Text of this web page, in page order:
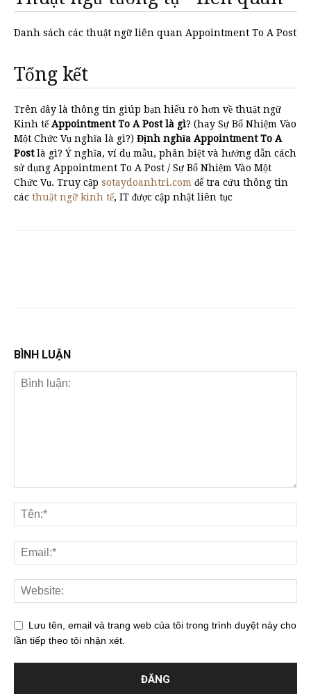
Danh sách các thuật ngữ liên quan Appointment To A Post
Tổng kết
Trên đây là thông tin giúp bạn hiểu rõ hơn về thuật ngữ
Kinh tếAppointment To A Post là gì? (hay Sự Bổ Nhiệm Vào
Một Chức Vụ nghĩa là gì?) Định nghĩa Appointment To A
Postlà gì? Ý nghĩa, ví dụ mẫu, phân biệt và hướng dẫn cách
sử dụng Appointment To A Post / Sự Bổ Nhiệm Vào Một
Chức Vụ. Truy cập sotaydoanhtri.com để tra cứu thông tin
các thuật ngữ kinh tế, IT được cập nhật liên tục
BÌNH LUẬN
Lưu tên, email và trang web của tôi trong trình duyệt này cho
lần tiếp theo tôi nhận xét.